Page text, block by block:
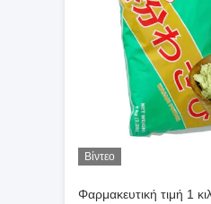
Βίντεο
Φαρμακευτική τιμή 1